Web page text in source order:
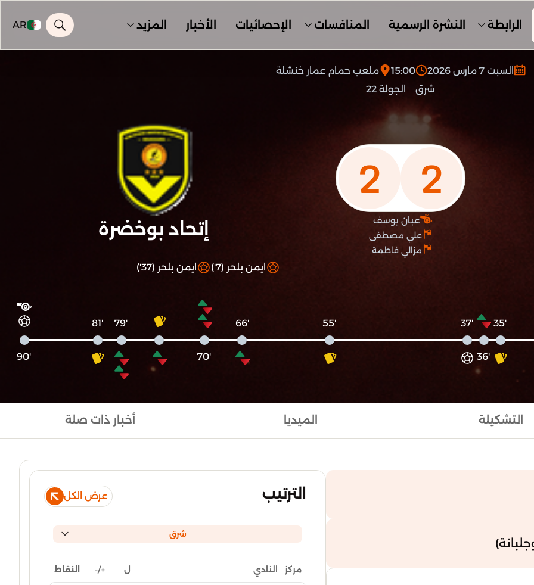
الرابطة النشرة الرسمية المنافسات الإحصائيات الأخبار المزيد AR
السبت 7 مارس 2026 15:00
ملعب حمام عمار خنشلة
شرق
الجولة 22
2
2
عبان يوسف
علي مصطفى
مزالي فاطمة
إتحاد بوخضرة
ايمن بلحر (7') ايمن بلحر (37')
'35
'36
'37
'55
'66
'70
'79
'81
'90
التشكيلة الميديا أخبار ذات صلة
الترتيب عرض الكل
شرق
مركز النادي ل +/- النقاط